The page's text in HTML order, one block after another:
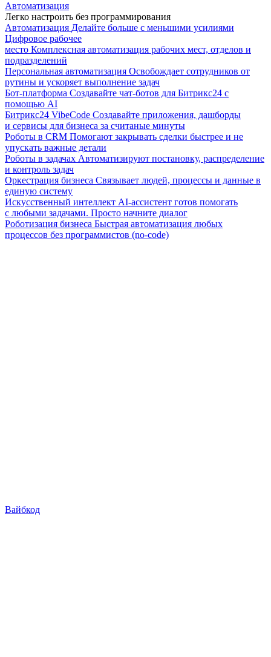
Автоматизация
Легко настроить без программирования
Автоматизация Делайте больше с меньшими усилиями
Цифровое рабочее
место Комплексная автоматизация рабочих мест, отделов и
подразделений
Персональная автоматизация Освобождает сотрудников от
рутины и ускоряет выполнение задач
Бот-платформа Создавайте чат-ботов для Битрикс24 с
помощью AI
Битрикс24 VibeCode Создавайте приложения, дашборды
и сервисы для бизнеса за считаные минуты
Роботы в CRM Помогают закрывать сделки быстрее и не
упускать важные детали
Роботы в задачах Автоматизируют постановку, распределение
и контроль задач
Оркестрация бизнеса Связывает людей, процессы и данные в
единую систему
Искусственный интеллект AI-ассистент готов помогать
с любыми задачами. Просто начните диалог
Роботизация бизнеса Быстрая автоматизация любых
процессов без программистов (no-code)
Вайбкод